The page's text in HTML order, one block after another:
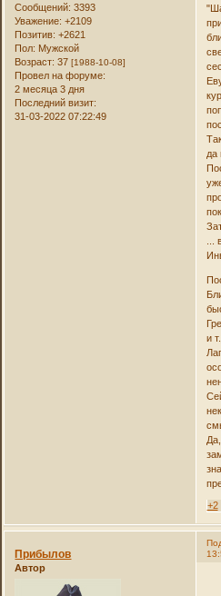
Сообщений: 3393
Уважение: +2109
Позитив: +2621
Пол: Мужской
Возраст: 37[1988-10-08]
Провел на форуме:
2 месяца 3 дня
Последний визит:
31-03-2022 07:22:49
да
и
+2
Прибылов
Автор